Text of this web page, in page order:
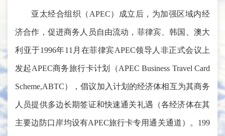
亚太经合组织（APEC）成立后，为加强区域内经
济合作，促进商务人员自由流动，菲律宾、韩国、澳大
利亚于1996年11月在菲律宾APEC领导人非正式会议上
发起APEC商务旅行卡计划（APEC Business Travel Card
Scheme,ABTC），倡议加入计划的经济体相互为其商务
人员提供多边长期签证和快速通关礼遇（各经济体在其
主要边防口岸均设有APEC旅行卡专用通关通道）。199